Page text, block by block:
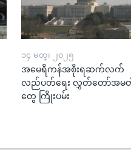
၁၄ မတ္၊ ၂၀၂၅
အမေရိကန်အစိုးရဆက်လက်
လည်ပတ်ရေး လွှတ်တော်အမ
တွေ ကြိုးပမ်း